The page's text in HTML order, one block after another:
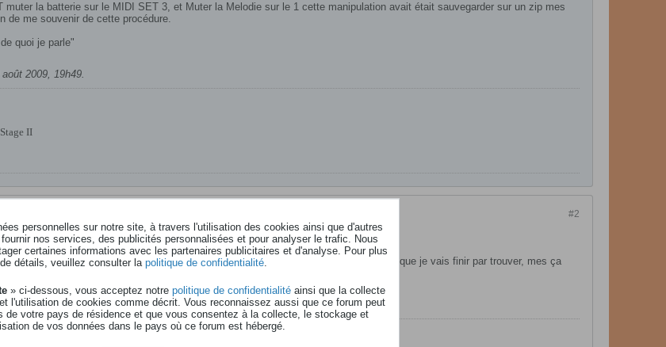
muter la batterie sur le MIDI SET 3, et Muter la Melodie sur le 1 cette manipulation avait était sauvegarder sur un zip mes
de me souvenir de cette procédure.
quoi je parle"
août 2009, 19h49.
II
#2
pas moi qui avait faite la procédure, donc comme le manuel et très clair je pense que je vais finir par trouver, mes ça
août 2009, 16h48.
personnelles sur notre site, à travers l'utilisation des cookies ainsi que d'autres
nos services, des publicités personnalisées et pour analyser le trafic. Nous
certaines informations avec les partenaires publicitaires et d'analyse. Pour plus
de détails, veuillez consulter la politique de confidentialité.
» ci-dessous, vous acceptez notre politique de confidentialité ainsi que la collecte
l'utilisation de cookies comme décrit. Vous reconnaissez aussi que ce forum peut
de votre pays de résidence et que vous consentez à la collecte, le stockage et
de vos données dans le pays où ce forum est hébergé.